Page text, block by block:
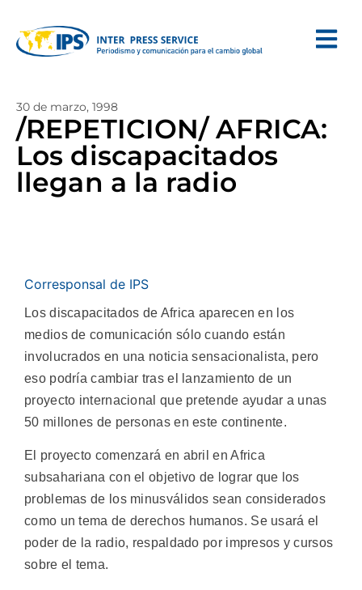
30 de marzo, 1998
/REPETICION/ AFRICA:
Los discapacitados
llegan a la radio
Corresponsal de IPS
Los discapacitados de Africa aparecen en los
medios de comunicación sólo cuando están
involucrados en una noticia sensacionalista, pero
eso podría cambiar tras el lanzamiento de un
proyecto internacional que pretende ayudar a unas
50 millones de personas en este continente.
El proyecto comenzará en abril en Africa
subsahariana con el objetivo de lograr que los
problemas de los minusválidos sean considerados
como un tema de derechos humanos. Se usará el
poder de la radio, respaldado por impresos y cursos
sobre el tema.